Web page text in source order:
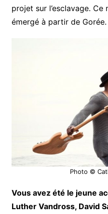
projet sur l’esclavage.
émergé à partir de Gorée.
Photo ©
Vous avez été le jeune
Luther Vandross, David